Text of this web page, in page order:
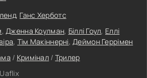
, Ганс Херботс
,Дженна Коулман, Біллі Гоул, Еллі
, Тім Макіннерні,Деймон Геррімен
/ Кримінал / Трилер